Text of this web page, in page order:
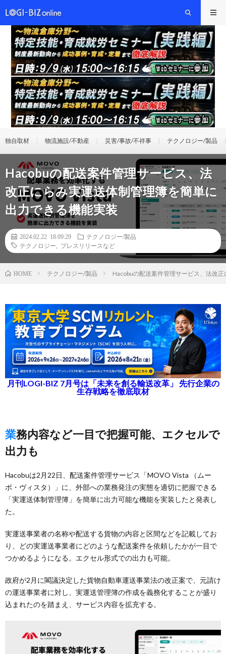
独自取材 物流施設/不動産 災害/事故/不祥事 テクノロジー/製品
Hacobuの配送案件管理サービス、法
改正にらみ実運送体制管理簿を簡単に
出力できる機能実装
2024.02.22 18:09:29
テクノロジー/製品
テクノロジー
プレスリリースなど
HOME テクノロジー/製品 Hacobuの配送案件管理サービス、法改
月刊LOGI-BIZ 7月号は「未来を創る輸送改革」 先行企業の
生存戦略を徹底取材
業務内容など一目で把握可能、エクセルで
出力も
Hacobuは2月22日、配送案件管理サービス「MOVO Vista （ムー
ボ・ヴィスタ）」に、外部への業務発注の実態を適切に把握できる
「実運送体制管理簿」を簡単に出力可能な機能を実装したと発表し
た。
実運送事業者の名称や配送する貨物の内容と区間などを記載してお
り、どの実運送事業者にどのような配送案件を依頼したかが一目で
つかめるようになる。エクセル形式での出力も可能。
政府が2月に閣議決定した貨物自動車運送事業法の改正案で、元請け
の運送事業者に対し、実運送管理簿の作成を義務化することが盛り
込まれたのを踏まえ、サービス内容を拡充する。